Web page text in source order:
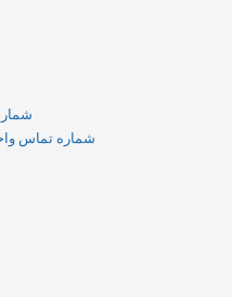
شماره تماس واحد